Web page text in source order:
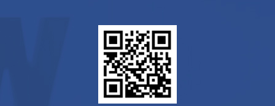
成员承担